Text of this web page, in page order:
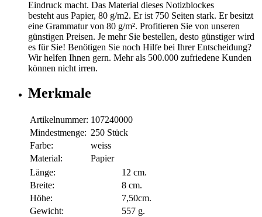
Eindruck macht. Das Material dieses Notizblockes
besteht aus Papier, 80 g/m2. Er ist 750 Seiten stark. Er besitzt
eine Grammatur von 80 g/m². Profitieren Sie von unseren
günstigen Preisen. Je mehr Sie bestellen, desto günstiger wird
es für Sie! Benötigen Sie noch Hilfe bei Ihrer Entscheidung?
Wir helfen Ihnen gern. Mehr als 500.000 zufriedene Kunden
können nicht irren.
Merkmale
Artikelnummer: 107240000
Mindestmenge: 250 Stück
Farbe:
weiss
Material:
Papier
Länge:
12 cm.
Breite:
8 cm.
Höhe:
7,50cm.
Gewicht:
557 g.